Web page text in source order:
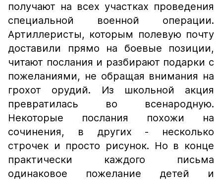
получают на всех участках проведения
специальной военной операции.
Артиллеристы, которым полевую почту
доставили прямо на боевые позиции,
читают послания и разбирают подарки с
пожеланиями, не обращая внимания на
грохот орудий. Из школьной акция
превратилась во всенародную.
Некоторые послания похожи на
сочинения, в других - несколько
строчек и просто рисунок. Но в конце
практически каждого письма
одинаковое пожелание детей и